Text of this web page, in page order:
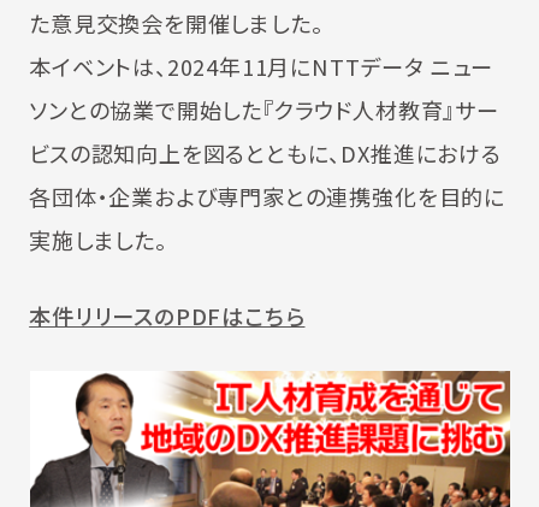
た意見交換会を開催しました。
本イベントは、2024年11月にNTTデータ ニュー
ソンとの協業で開始した『クラウド人材教育』サー
ビスの認知向上を図るとともに、DX推進における
各団体・企業および専門家との連携強化を目的に
実施しました。
本件リリースのPDFはこちら